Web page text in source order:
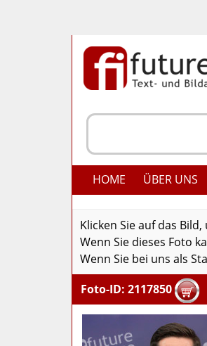
HOME ÜBER UNS
Klicken Sie auf das
Wenn Sie dieses Foto
Wenn Sie bei uns als
Foto-ID: 2117850